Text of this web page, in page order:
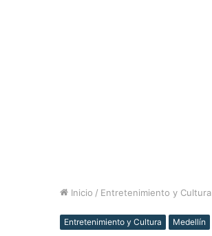
Inicio / Entretenimiento y Cultura
Entretenimiento y Cultura Medellín